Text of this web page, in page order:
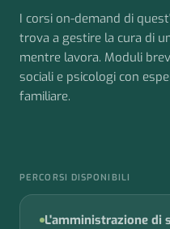
I corsi on-demand di
trova a gestire la cura di
mentre lavora. Moduli
sociali e psicologi con
familiare.
PERCORSI DISPONIBILI
L'amministrazione di